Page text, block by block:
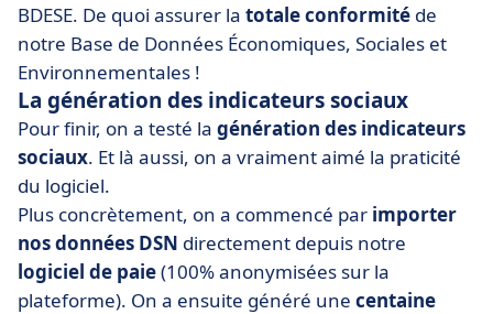
BDESE. De quoi assurer la totale conformité de
notre Base de Données Économiques, Sociales et
Environnementales !
La génération des indicateurs sociaux
Pour finir, on a testé la génération des indicateurs
sociaux. Et là aussi, on a vraiment aimé la praticité
du logiciel.
Plus concrètement, on a commencé par importer
nos données DSN directement depuis notre
logiciel de paie(100% anonymisées sur la
plateforme). On a ensuite généré une centaine